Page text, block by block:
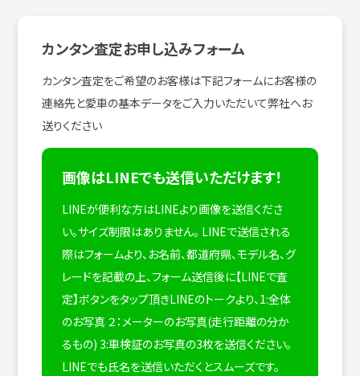
カンタン査定お申し込みフォーム
カンタン査定をご希望のお客様は下記フォームにお客様の
連絡先と愛車の基本データをご入力いただいて弊社へお
送りください
画像はLINEでも送信いただけます！
LINEが便利な方はLINEより画像を送信くださ
い。サイズ制限はありません。 LINEで送信される
際はフォームより、お名前、都道府県、モデル名、グ
レードを記載の上、フォーム送信後に【LINEで査
定】ボタンをタップ頂きLINEのトークより、1:全体
のお写真 ２：メーターのお写真(走行距離の分か
るもの) 3:車検証のお写真の3枚を送信ください。
LINEでも氏名を送信いただくとスムーズです。